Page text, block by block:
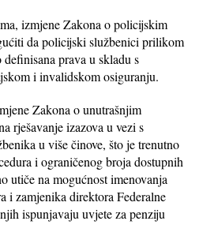
izmjene Zakona o policijskim
da policijski službenici prilikom
prava u skladu s
i invalidskom osiguranju.
Zakona o unutrašnjim
rješavanje izazova u vezi s
u više činove, što je trenutno
i ograničenog broja dostupnih
utiče na mogućnost imenovanja
i zamjenika direktora Federalne
ispunjavaju uvjete za penziju